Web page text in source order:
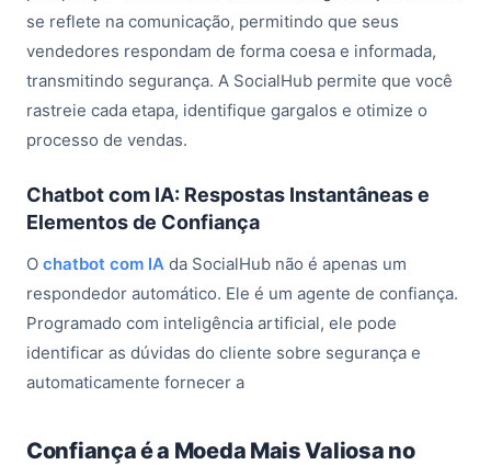
se reflete na comunicação, permitindo que seus
vendedores respondam de forma coesa e informada,
transmitindo segurança. A SocialHub permite que você
rastreie cada etapa, identifique gargalos e otimize o
processo de vendas.
Chatbot com IA: Respostas Instantâneas e
Elementos de Confiança
O chatbot com IA da SocialHub não é apenas um
respondedor automático. Ele é um agente de confiança.
Programado com inteligência artificial, ele pode
identificar as dúvidas do cliente sobre segurança e
automaticamente fornecer a
Confiança é a Moeda Mais Valiosa no